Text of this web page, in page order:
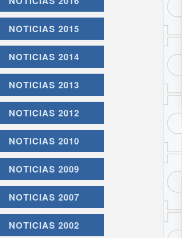
NOTICIAS 2015
NOTICIAS 2014
NOTICIAS 2013
NOTICIAS 2012
NOTICIAS 2010
NOTICIAS 2009
NOTICIAS 2007
NOTICIAS 2002